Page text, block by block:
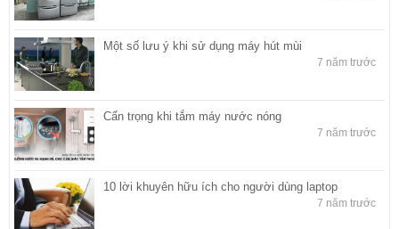
Một số lưu ý khi sử dụng máy hút mùi
7 năm trước
Cẩn trọng khi tắm máy nước nóng
7 năm trước
10 lời khuyên hữu ích cho người dùng laptop
7 năm trước